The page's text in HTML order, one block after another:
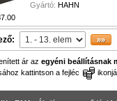
Gyártó: HAHN
ár az egyéni beállításnak
kattintson a fejléc